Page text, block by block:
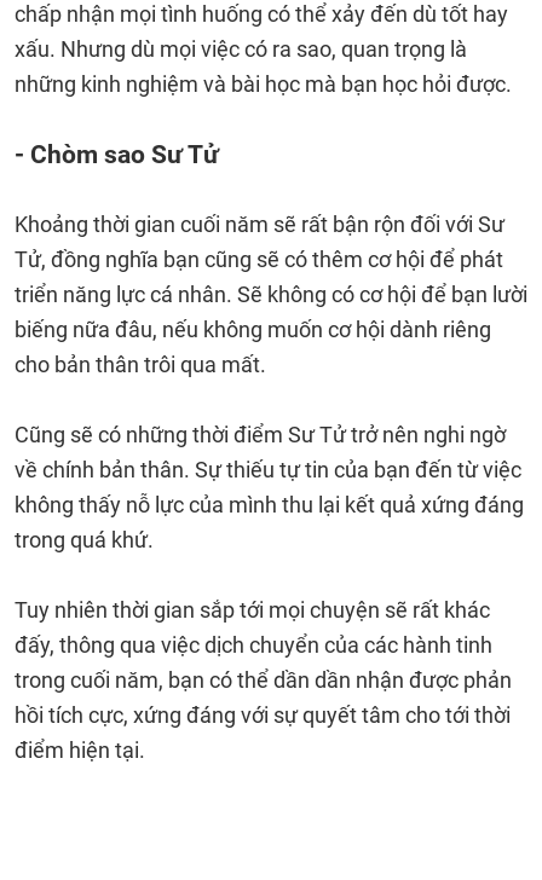
chấp nhận mọi tình huống có thể xảy đến dù tốt hay
xấu. Nhưng dù mọi việc có ra sao, quan trọng là
những kinh nghiệm và bài học mà bạn học hỏi được.
- Chòm sao Sư Tử
Khoảng thời gian cuối năm sẽ rất bận rộn đối với Sư
Tử, đồng nghĩa bạn cũng sẽ có thêm cơ hội để phát
triển năng lực cá nhân. Sẽ không có cơ hội để bạn lười
biếng nữa đâu, nếu không muốn cơ hội dành riêng
cho bản thân trôi qua mất.
Cũng sẽ có những thời điểm Sư Tử trở nên nghi ngờ
về chính bản thân. Sự thiếu tự tin của bạn đến từ việc
không thấy nỗ lực của mình thu lại kết quả xứng đáng
trong quá khứ.
Tuy nhiên thời gian sắp tới mọi chuyện sẽ rất khác
đấy, thông qua việc dịch chuyển của các hành tinh
trong cuối năm, bạn có thể dần dần nhận được phản
hồi tích cực, xứng đáng với sự quyết tâm cho tới thời
điểm hiện tại.